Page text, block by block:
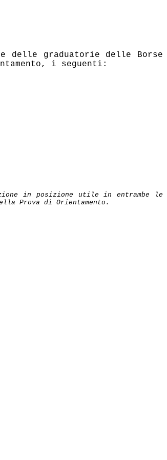
delle graduatorie delle Borse
i seguenti:
in posizione utile in entrambe le
Prova di Orientamento.